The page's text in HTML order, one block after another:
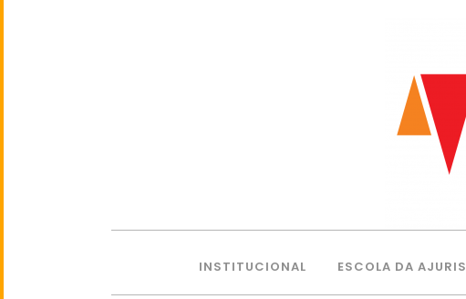
INSTITUCIONAL ESCOLA DA AJURIS